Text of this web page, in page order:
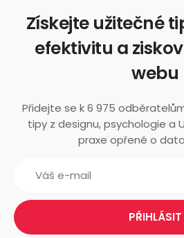
Získejte užitečné
efektivitu a
webu
Přidejte se k 6 975
tipy z designu, psychologie a
praxe opřené o